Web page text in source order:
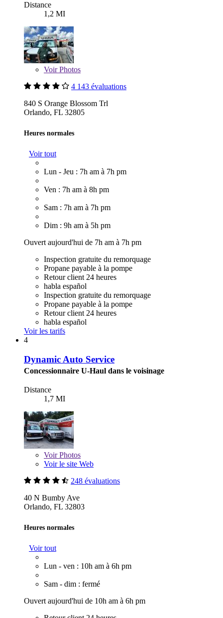
Distance
1,2 MI
VoirPhotos
4 143 évaluations
840 S Orange Blossom Trl
Orlando, FL 32805
Heures normales
Voir tout
Lun - Jeu : 7h am à 7h pm
Ven : 7h am à 8h pm
Sam : 7h am à 7h pm
Dim : 9h am à 5h pm
Ouvert aujourd'hui de 7h am à 7h pm
Inspection gratuite du remorquage
Propane payable à la pompe
Retour client 24 heures
habla español
Inspection gratuite du remorquage
Propane payable à la pompe
Retour client 24 heures
habla español
Voir les tarifs
4
Dynamic Auto Service
Concessionnaire U-Haul dans le voisinage
Distance
1,7 MI
VoirPhotos
Voir le site Web
248 évaluations
40 N Bumby Ave
Orlando, FL 32803
Heures normales
Voir tout
Lun - ven : 10h am à 6h pm
Sam - dim : fermé
Ouvert aujourd'hui de 10h am à 6h pm